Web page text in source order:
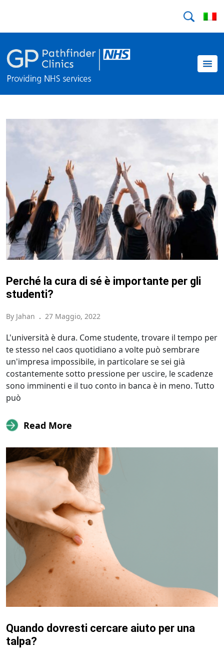
Perché la cura di sé è importante per gli
studenti?
By Jahan . 27 Maggio, 2022
L'università è dura. Come studente, trovare il tempo per
te stesso nel caos quotidiano a volte può sembrare
un'impresa impossibile, in particolare se sei già
costantemente sotto pressione per uscire, le scadenze
sono imminenti e il tuo conto in banca è in meno. Tutto
può
Read More
Quando dovresti cercare aiuto per una
talpa?